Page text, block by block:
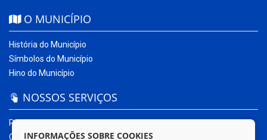
O MUNICÍPIO
História do Município
Símbolos do Município
Hino do Município
NOSSOS SERVIÇOS
Portal da Transparência
Carta de Serviços ao Usuário
INFORMAÇÕES SOBRE COOKIES